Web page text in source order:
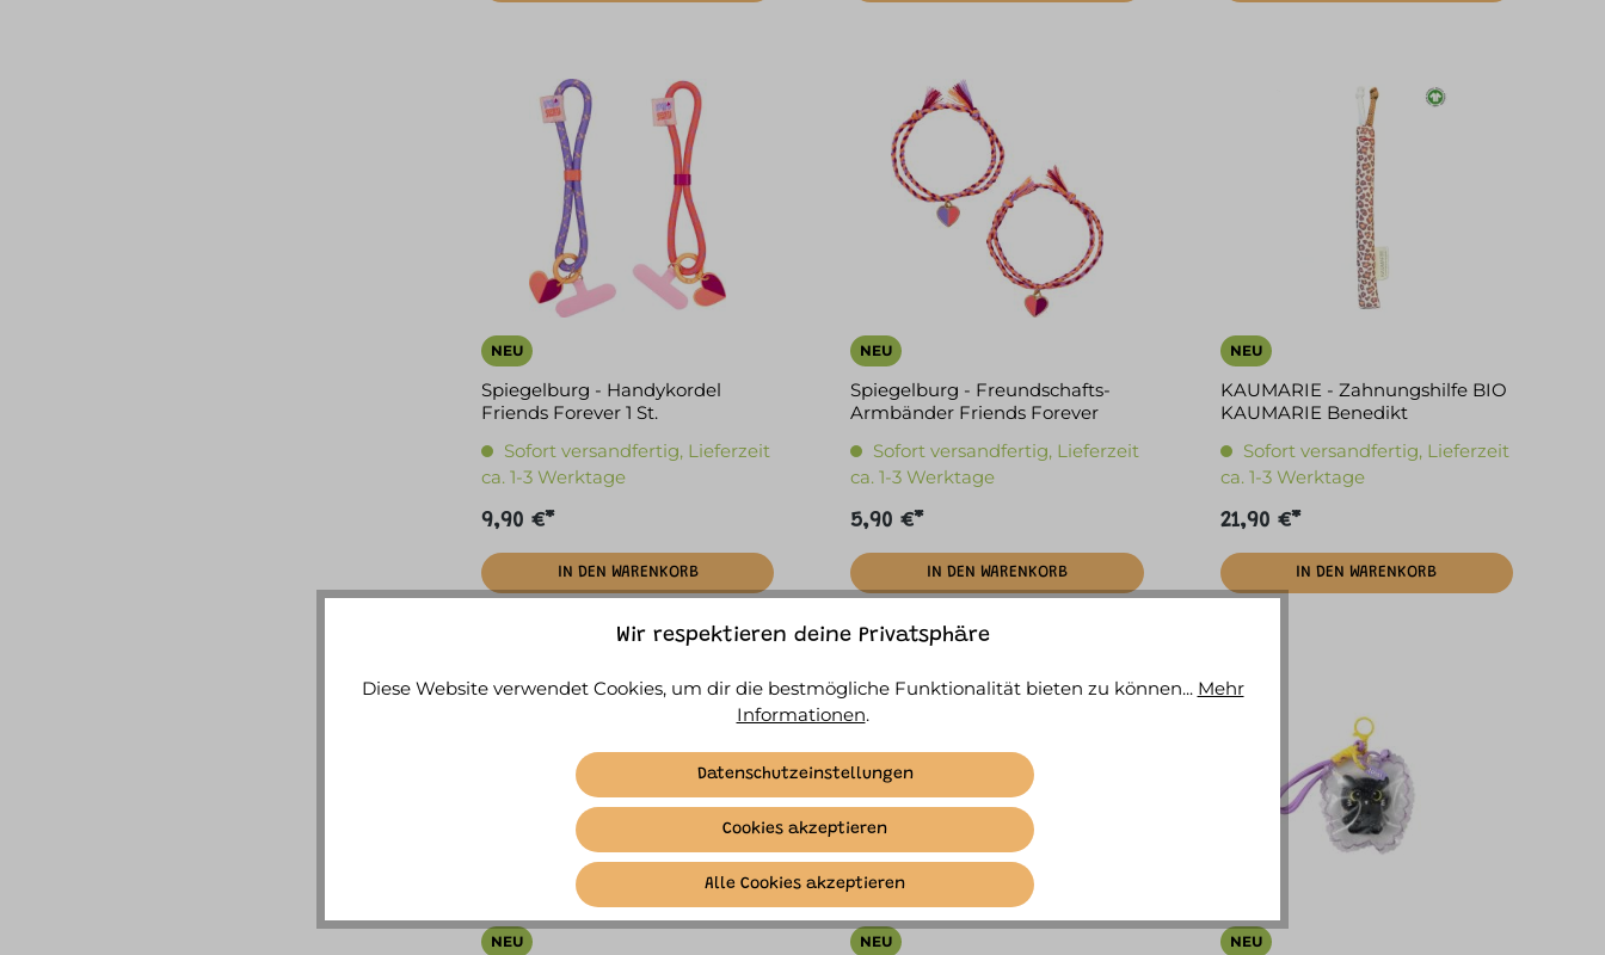
NEU
Spiegelburg - Handykordel
Friends Forever 1 St.
Sofort versandfertig, Lieferzeit
ca. 1-3 Werktage
9,90 €*
IN DEN WARENKORB
NEU
Spiegelburg - Freundschafts-
Armbänder Friends Forever
Sofort versandfertig, Lieferzeit
ca. 1-3 Werktage
5,90 €*
IN DEN WARENKORB
NEU
KAUMARIE - Zahnungshilfe BIO
KAUMARIE Benedikt
Sofort versandfertig, Lieferzeit
ca. 1-3 Werktage
21,90 €*
IN DEN WARENKORB
NEU NEU NEU
Wir respektieren deine Privatsphäre
Diese Website verwendet Cookies, um dir die bestmögliche Funktionalität bieten zu können... Mehr
Informationen.
Datenschutzeinstellungen
Cookies akzeptieren
Alle Cookies akzeptieren